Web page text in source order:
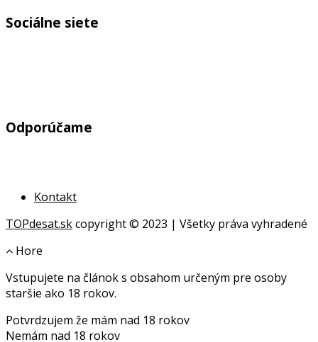
Sociálne siete
Odporúčame
Kontakt
TOPdesat.skcopyright © 2023 | Všetky práva vyhradené
Hore
online
geldanlagen
Vstupujete na článok s obsahom určeným pre osoby
staršie ako 18 rokov.
Potvrdzujem že mám nad 18 rokov
Nemám nad 18 rokov